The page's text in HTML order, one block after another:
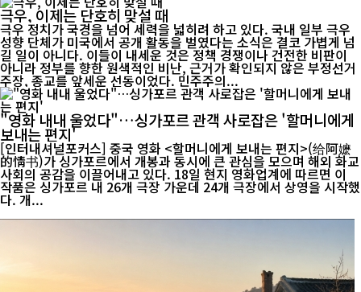
극우, 이제는 단호히 맞설 때
극우 정치가 국경을 넘어 세력을 넓히려 하고 있다. 국내 일부 극우
성향 단체가 미국에서 공개 활동을 벌였다는 소식은 결코 가볍게 넘
길 일이 아니다. 이들이 내세운 것은 정책 경쟁이나 건전한 비판이
아니라 정부를 향한 원색적인 비난, 근거가 확인되지 않은 부정선거
주장, 종교를 앞세운 선동이었다. 민주주의...
"영화 내내 울었다"…싱가포르 관객 사로잡은 '할머니에게
보내는 편지'
[인터내셔널포커스] 중국 영화 <할머니에게 보내는 편지>(给阿嬷
的情书)가 싱가포르에서 개봉과 동시에 큰 관심을 모으며 해외 화교
사회의 공감을 이끌어내고 있다. 18일 현지 영화업계에 따르면 이
작품은 싱가포르 내 26개 극장 가운데 24개 극장에서 상영을 시작했
다. 개...